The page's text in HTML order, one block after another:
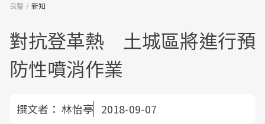
良醫 新知
對抗登革熱 土城區將進行預
防性噴消作業
撰文者： 林怡亭 2018-09-07